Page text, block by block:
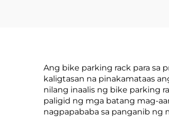
Ang bike parking rack para sa
kaligtasan na pinakamataas
nilang inaalis ng bike parking
paligid ng mga batang mag-
nagpapababa sa panganib ng